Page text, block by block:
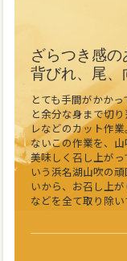
ざらつき感の
背びれ、尾
とても手間がかか
と余分な身まで切
レなどのカット作
ないこの作業を、
美味しく召し上が
いう浜名湖山吹の
いから、お召し上
などを全て取り除い